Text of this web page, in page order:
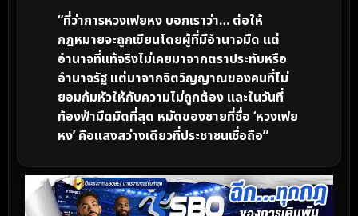
“ที่ว่าการหวงเฟยหง บอกเราว่า… ต่อให้
กฎหมายจะถูกเขียนโดยผู้ที่มีอำนาจมืด แต่
อำนาจที่แท้จริงไม่เคยมาจากตราประทับหรือ
อำนาจรัฐ แต่มาจากจิตวิญญาณของคนที่ไม่
ยอมก้มหัวให้กับความไม่ถูกต้อง และในวันที่
ท้องฟ้ามืดมิดที่สุด หมัดของชายที่ชื่อ ‘หวงเฟย
หง’ คือแสงสว่างเดียวที่ประชาชนเชื่อถือ”